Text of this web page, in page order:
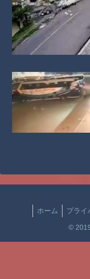
ホーム プライ
©